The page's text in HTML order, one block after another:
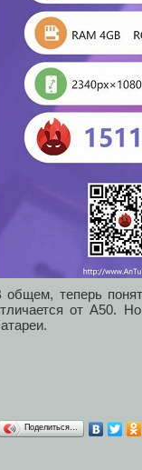
общем, теперь
от A50.
Поделиться…